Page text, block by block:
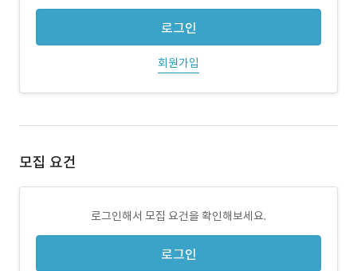
로그인
회원가입
모집 요건
로그인해서 모집 요건을 확인해보세요.
로그인